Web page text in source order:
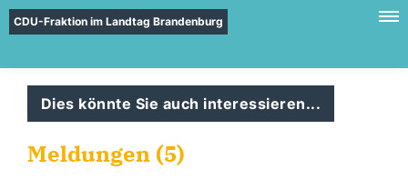
CDU-Fraktion im Landtag Brandenburg
Dies könnte Sie auch interessieren...
Meldungen (5)